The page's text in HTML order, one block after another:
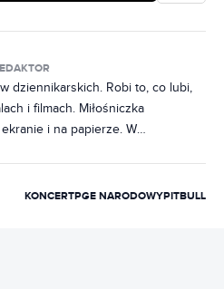
dziennikarskich. Robi to, co lubi,
i filmach. Miłośniczka
i na papierze. W
Zakochana w Norwegii, dobrej,
KONCERTPGE NARODOWYPITBULL